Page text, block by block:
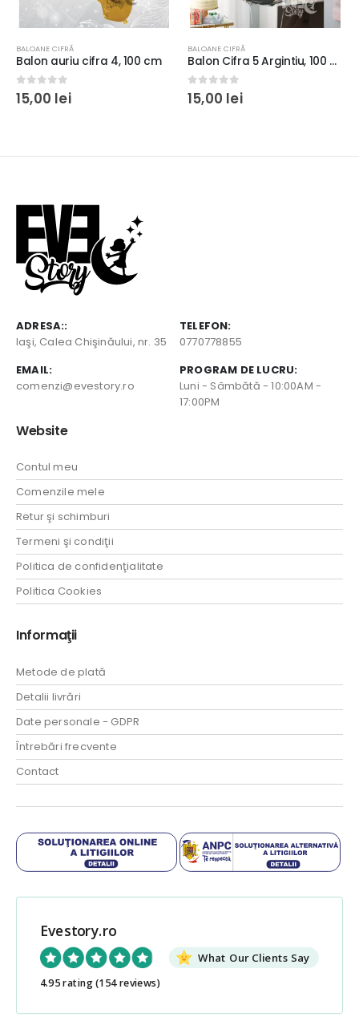
BALOANE CIFRĂ
0 out of 5
15,00
BALOANE CIFRĂ
0 out of 5
15,00
ADRESA::
Iaşi, Calea Chişinăului, nr. 35
TELEFON:
0770778855
EMAIL:
comenzi@evestory.ro
PROGRAM DE LUCRU:
Luni - Sâmbătă - 10:00AM -
17:00PM
Website
Contul meu
Comenzile mele
Retur şi schimburi
Termeni şi condiţii
Politica de confidenţialitate
Politica Cookies
Informaţii
Metode de plată
Detalii livrări
Date personale - GDPR
Întrebări frecvente
Contact
Evestory.ro
What Our Clients Say
4.95 rating(154 reviews)